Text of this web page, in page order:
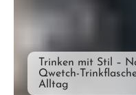
Trinken mit Stil –
Qwetch-
Alltag